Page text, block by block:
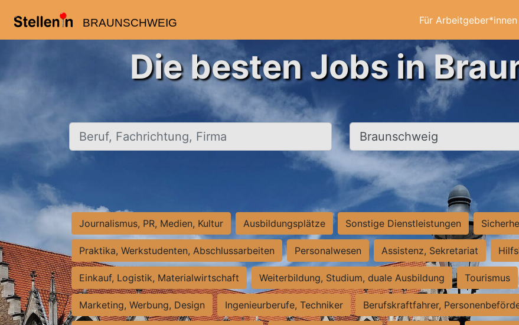
BRAUNSCHWEIG Für Arbeitgeber*innen
Die besten Jobs in
Beruf, Fachrichtung, Firma Ort, Stadt
Journalismus, PR, Medien, Kultur Ausbildungsplätze Sonstige Dienstleistungen
Praktika, Werkstudenten, Abschlussarbeiten Personalwesen Assistenz, Sekretariat
Einkauf, Logistik, Materialwirtschaft Weiterbildung, Studium, duale Ausbildung Tourismus
Marketing, Werbung, Design Ingenieurberufe, Techniker Berufskraftfahrer,